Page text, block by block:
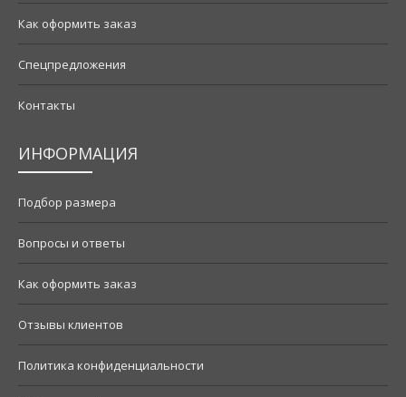
Как оформить заказ
Спецпредложения
Контакты
ИНФОРМАЦИЯ
Подбор размера
Вопросы и ответы
Как оформить заказ
Отзывы клиентов
Политика конфиденциальности